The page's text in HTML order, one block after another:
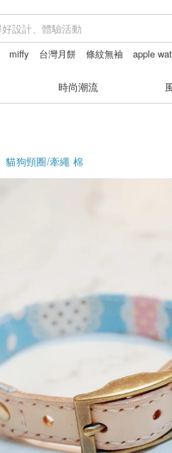
miffy 台灣月餅 條紋無袖 apple
時尚潮流
貓狗頸圈/牽繩 棉